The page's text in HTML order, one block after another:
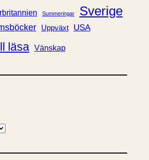
Summeringar Sverige
Uppväxt USA
läsa Vänskap